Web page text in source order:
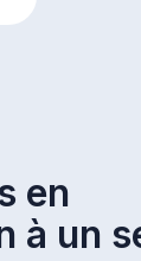
en
à un